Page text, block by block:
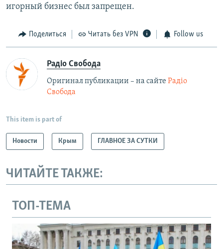
игорный бизнес был запрещен.
Поделиться Читать без VPN Follow us
Радіо Свобода
Оригинал публикации – на сайте Радіо
Свобода
This item is part of
Новости Крым ГЛАВНОЕ ЗА СУТКИ
ЧИТАЙТЕ ТАКЖЕ:
ТОП-ТЕМА